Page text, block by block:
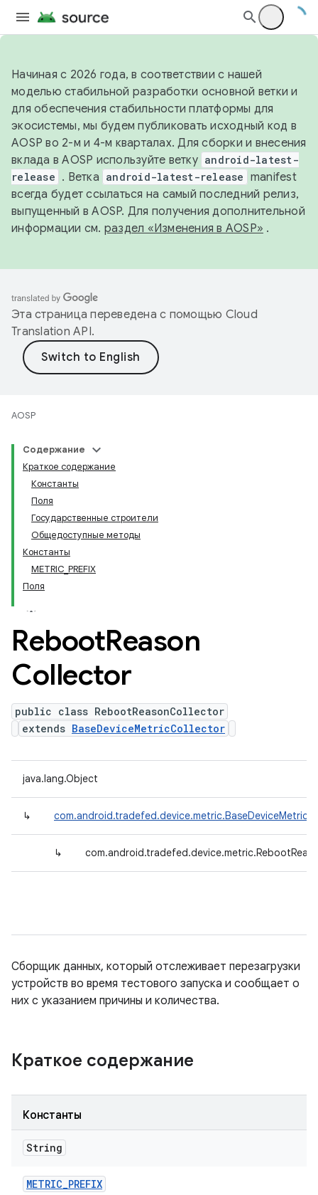
Начиная с 2026 года, в соответствии с нашей
моделью стабильной разработки основной ветки и
для обеспечения стабильности платформы для
экосистемы, мы будем публиковать исходный код в
AOSP во 2-м и 4-м кварталах. Для сборки и внесения
вклада в AOSP используйте ветку android-latest-
release . Ветка android-latest-release manifest
всегда будет ссылаться на самый последний релиз,
выпущенный в AOSP. Для получения дополнительной
информации см. раздел «Изменения в AOSP» .
Эта страница переведена с помощью Cloud
Translation API.
AOSP
Содержание
Краткое содержание
Константы
Поля
Государственные строители
Общедоступные методы
Константы
METRIC_PREFIX
Поля
RebootReason
Collector
public class RebootReasonCollector
extends BaseDeviceMetricCollector
java.lang.Object
↳
↳
Сборщик данных, который отслеживает перезагрузки
устройств во время тестового запуска и сообщает о
них с указанием причины и количества.
Краткое содержание
Константы
String
METRIC_PREFIX